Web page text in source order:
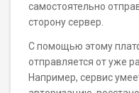
самостоятельно
сторону сервер.
С помощью этому
отправляется от уже
Например, сервис